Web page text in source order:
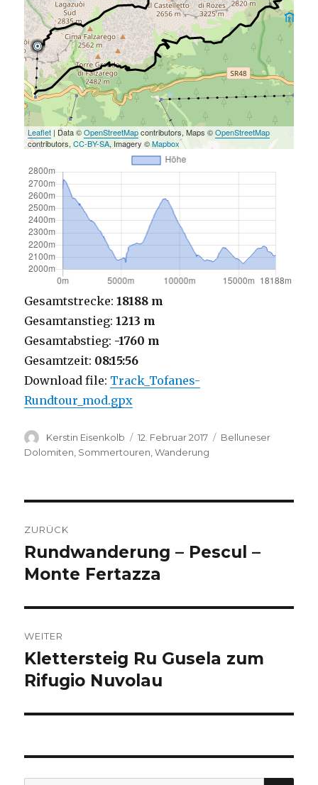
Leaflet | Data ©OpenStreetMapcontributors, Maps ©OpenStreetMap
contributors,CC-BY-SA, Imagery ©Mapbox
Gesamtstrecke: 18188 m
Gesamtanstieg: 1213 m
Gesamtabstieg: -1760 m
Gesamtzeit: 08:15:56
Download file: Track_Tofanes-
Rundtour_mod.gpx
Autor
Kerstin Eisenkolb
Veröffentlicht
am
12. Februar 2017 Kategorien
Belluneser
Dolomiten, Sommertouren,Wanderung
ZURÜCK
Vorheriger
Beitrag:
Rundwanderung – Pescul –
Monte Fertazza
WEITER
Nächster
Beitrag:
Klettersteig Ru Gusela zum
Rifugio Nuvolau